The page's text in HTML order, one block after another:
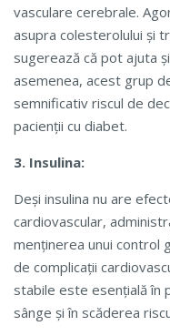
vasculare cerebrale.
asupra colesterolului și
sugerează că pot ajuta
asemenea, acest grup
semnificativ riscul de
pacienții cu diabet.
3. Insulina:
Deși insulina nu are
cardiovascular,
menținerea unui control
de complicații
stabile este esențială în
sânge și în scăderea